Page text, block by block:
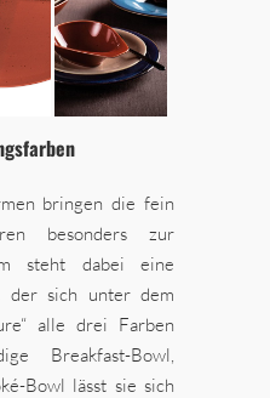
bringen die fein
besonders zur
steht dabei eine
der sich unter dem
alle drei Farben
Breakfast-Bowl,
Bowl lässt sie sich